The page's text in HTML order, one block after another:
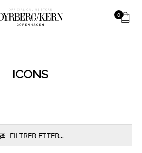
0
ICONS
FILTRER ETTER...